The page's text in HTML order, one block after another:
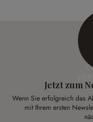
€
Jetzt zum
Wenn Sie erfolgreich das
mit Ihrem ersten